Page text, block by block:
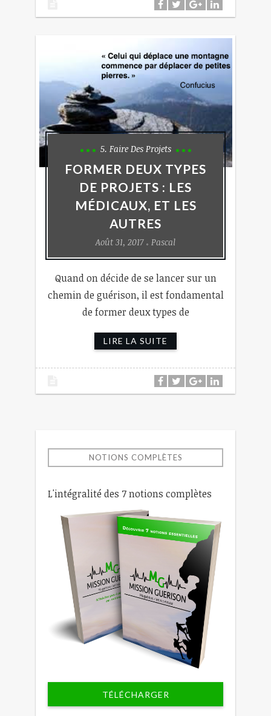
5. Faire Des Projets
FORMER DEUX TYPES
DE PROJETS : LES
MÉDICAUX, ET LES
AUTRES
Août 31, 2017 Pascal
Quand on décide de se lancer sur un
chemin de guérison, il est fondamental
de former deux types de
LIRE LA SUITE
NOTIONS COMPLÈTES
L'intégralité des 7 notions complètes
TÉLÉCHARGER